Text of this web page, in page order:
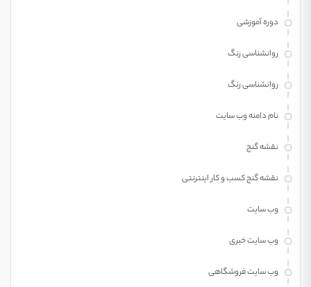
دوره آموزشی
روانشناسی رنگ
روانشناسی رنگ
نام دامنه وب سایت
نقشه گنج
نقشه گنج کسب و کار اینترنتی
وب سایت
وب سایت خبری
وب سایت فروشگاهی